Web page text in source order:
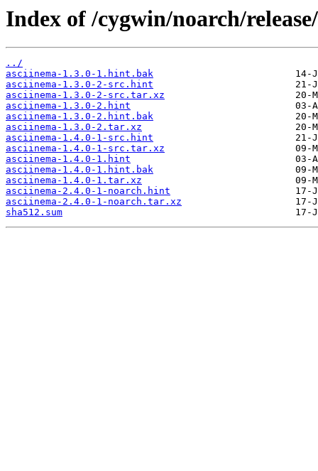
Index of /cygwin/noarch/
../
asciinema-1.3.0-1.hint.bak
asciinema-1.3.0-2-src.hint
asciinema-1.3.0-2-src.tar.xz
asciinema-1.3.0-2.hint
asciinema-1.3.0-2.hint.bak
asciinema-1.3.0-2.tar.xz
asciinema-1.4.0-1-src.hint
asciinema-1.4.0-1-src.tar.xz
asciinema-1.4.0-1.hint
asciinema-1.4.0-1.hint.bak
asciinema-1.4.0-1.tar.xz
asciinema-2.4.0-1-noarch.hint
asciinema-2.4.0-1-noarch.tar.xz
sha512.sum